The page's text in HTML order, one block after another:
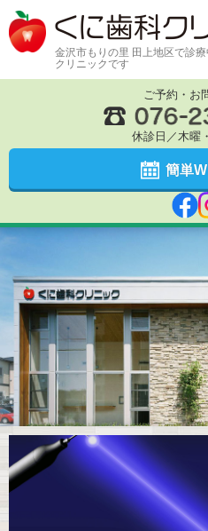
金沢市もりの里 田上地区で診
クリニックです
ご予約・お
休診日／木曜
簡単